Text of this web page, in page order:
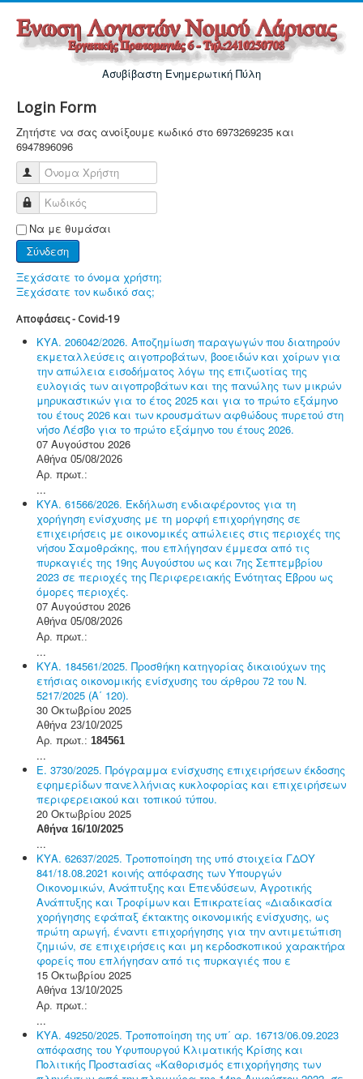
Ασυβίβαστη Ενημερωτική Πύλη
Login Form
Ζητήστε να σας ανοίξουμε κωδικό στο 6973269235 και
6947896096
Όνομα Χρήστη
Κωδικός
Να με θυμάσαι
Σύνδεση
Ξεχάσατε το όνομα χρήστη;
Ξεχάσατε τον κωδικό σας;
Αποφάσεις - Covid-19
ΚΥΑ. 206042/2026. Αποζημίωση παραγωγών που διατηρούν
εκμεταλλεύσεις αιγοπροβάτων, βοοειδών και χοίρων για
την απώλεια εισοδήματος λόγω της επιζωοτίας της
ευλογιάς των αιγοπροβάτων και της πανώλης των μικρών
μηρυκαστικών για το έτος 2025 και για το πρώτο εξάμηνο
του έτους 2026 και των κρουσμάτων αφθώδους πυρετού στη
νήσο Λέσβο για το πρώτο εξάμηνο του έτους 2026.
07 Αυγούστου 2026
Αθήνα 05/08/2026
Αρ. πρωτ.:
...
ΚΥΑ. 61566/2026. Εκδήλωση ενδιαφέροντος για τη
χορήγηση ενίσχυσης με τη μορφή επιχορήγησης σε
επιχειρήσεις με οικονομικές απώλειες στις περιοχές της
νήσου Σαμοθράκης, που επλήγησαν έμμεσα από τις
πυρκαγιές της 19ης Αυγούστου ως και 7ης Σεπτεμβρίου
2023 σε περιοχές της Περιφερειακής Ενότητας Έβρου ως
όμορες περιοχές.
07 Αυγούστου 2026
Αθήνα 05/08/2026
Αρ. πρωτ.:
...
ΚΥΑ. 184561/2025. Προσθήκη κατηγορίας δικαιούχων της
ετήσιας οικονομικής ενίσχυσης του άρθρου 72 του Ν.
5217/2025 (Α΄ 120).
30 Οκτωβρίου 2025
Αθήνα 23/10/2025
Αρ. πρωτ.: 184561
...
Ε. 3730/2025. Πρόγραμμα ενίσχυσης επιχειρήσεων έκδοσης
εφημερίδων πανελλήνιας κυκλοφορίας και επιχειρήσεων
περιφερειακού και τοπικού τύπου.
20 Οκτωβρίου 2025
Αθήνα 16/10/2025
...
ΚΥΑ. 62637/2025. Τροποποίηση της υπό στοιχεία ΓΔΟΥ
841/18.08.2021 κοινής απόφασης των Υπουργών
Οικονομικών, Ανάπτυξης και Επενδύσεων, Αγροτικής
Ανάπτυξης και Τροφίμων και Επικρατείας «Διαδικασία
χορήγησης εφάπαξ έκτακτης οικονομικής ενίσχυσης, ως
πρώτη αρωγή, έναντι επιχορήγησης για την αντιμετώπιση
ζημιών, σε επιχειρήσεις και μη κερδοσκοπικού χαρακτήρα
φορείς που επλήγησαν από τις πυρκαγιές που ε
15 Οκτωβρίου 2025
Αθήνα 13/10/2025
Αρ. πρωτ.:
...
ΚΥΑ. 49250/2025. Τροποποίηση της υπ΄ αρ. 16713/06.09.2023
απόφασης του Υφυπουργού Κλιματικής Κρίσης και
Πολιτικής Προστασίας «Καθορισμός επιχορήγησης των